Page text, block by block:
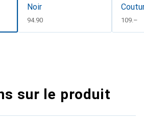
Noir
CHF
94.90 CHF
109.–
sur le produit